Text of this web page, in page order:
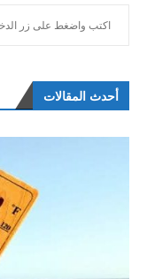
أحدث المقالات